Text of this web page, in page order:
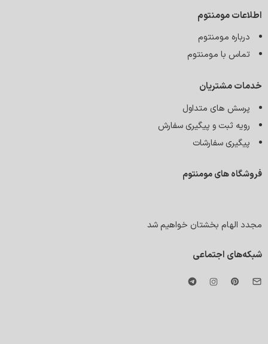
اطلاعات مومنتوم
درباره مومنتوم
تماس با مومنتوم
خدمات مشتریان
پرسش های متداول
رویه ثبت و پیگیری سفارش
پیگیری سفارشات
فروشگاه های مومنتوم
مجدد الهام بخشتان خواهیم شد
شبکه‌های اجتماعی